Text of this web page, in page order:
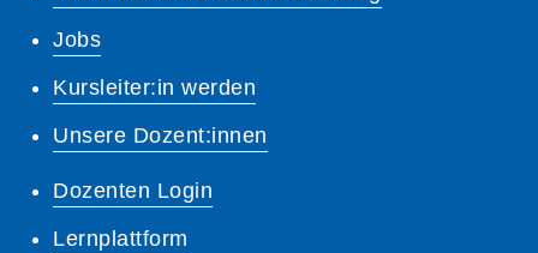
Jobs
Kursleiter:in werden
Unsere Dozent:innen
Dozenten Login
Lernplattform